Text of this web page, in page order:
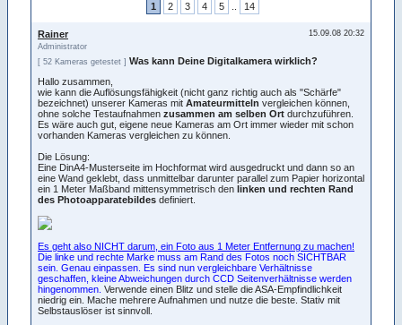
1 2 3 4 5 14
15.09.08 20:32
Rainer
Administrator
[ 52 Kameras getestet ] Was kann Deine Digitalkamera wirklich?
Hallo zusammen,
wie kann die Auflösungsfähigkeit (nicht ganz richtig auch als "Schärfe"
bezeichnet) unserer Kameras mit Amateurmitteln vergleichen können,
ohne solche Testaufnahmen zusammen am selben Ort durchzuführen.
Es wäre auch gut, eigene neue Kameras am Ort immer wieder mit schon
vorhanden Kameras vergleichen zu können.
Die Lösung:
Eine DinA4-Musterseite im Hochformat wird ausgedruckt und dann so an
eine Wand geklebt, dass unmittelbar darunter parallel zum Papier horizontal
ein 1 Meter Maßband mittensymmetrisch den linken und rechten Rand
des Photoapparatebildes definiert.
Es geht also NICHT darum, ein Foto aus 1 Meter Entfernung zu machen!
Die linke und rechte Marke muss am Rand des Fotos noch SICHTBAR
sein. Genau einpassen. Es sind nun vergleichbare Verhältnisse
geschaffen, kleine Abweichungen durch CCD Seitenverhältnisse werden
hingenommen. Verwende einen Blitz und stelle die ASA-Empfindlichkeit
niedrig ein. Mache mehrere Aufnahmen und nutze die beste. Stativ mit
Selbstauslöser ist sinnvoll.